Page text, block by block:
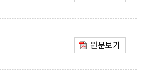
원문보기